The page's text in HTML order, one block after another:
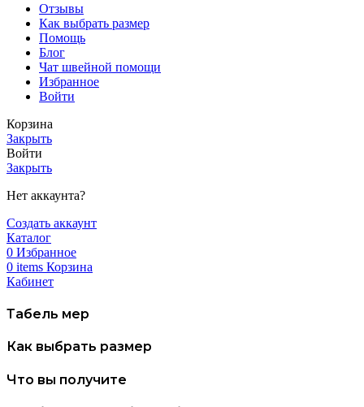
Отзывы
Как выбрать размер
Помощь
Блог
Чат швейной помощи
Избранное
Войти
Корзина
Закрыть
Войти
Закрыть
Нет аккаунта?
Создать аккаунт
Каталог
0 Избранное
0 items Корзина
Кабинет
Табель мер
Как выбрать размер
Что вы получите